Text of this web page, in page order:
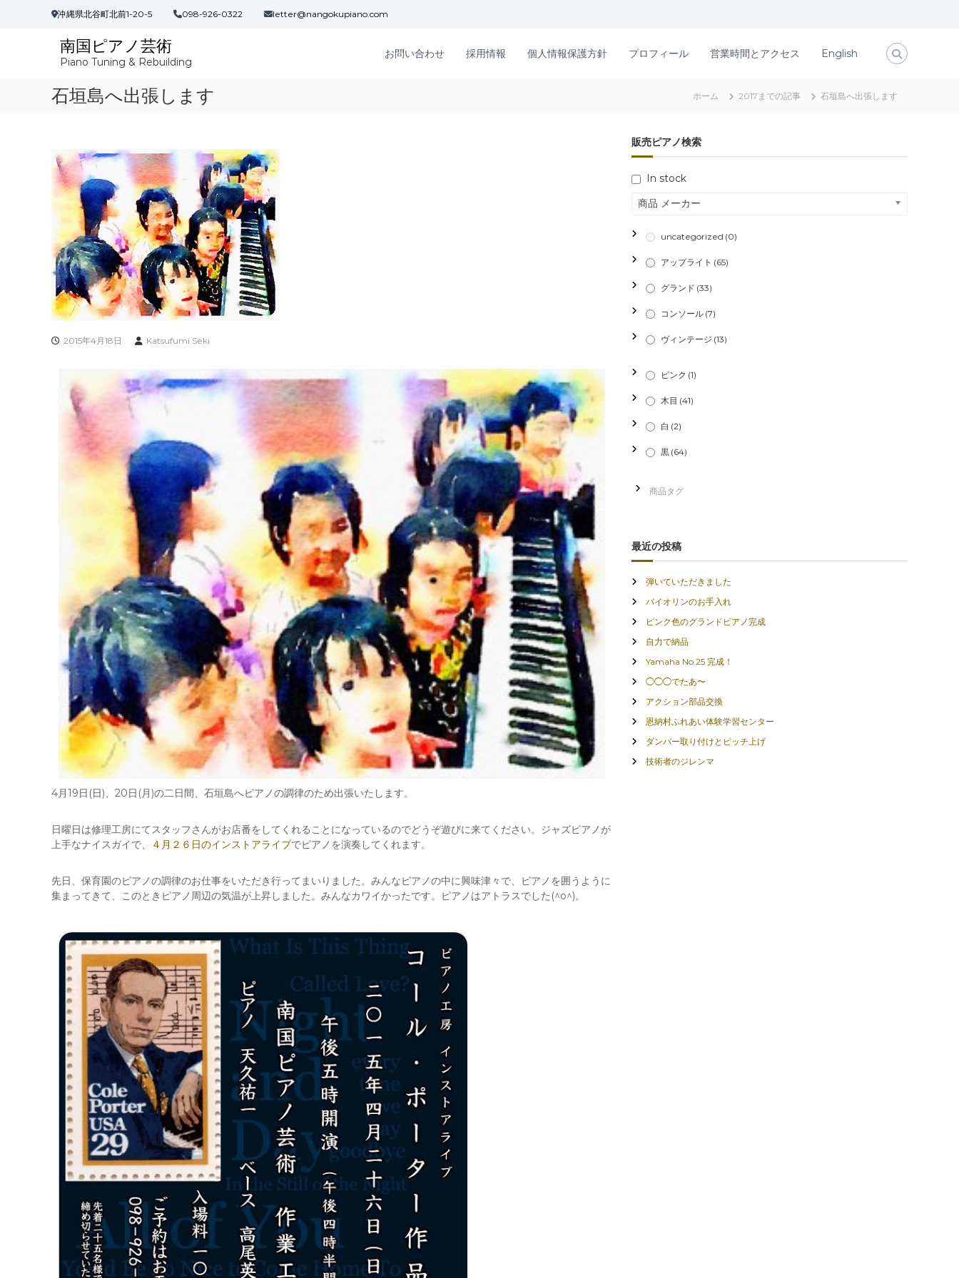
沖縄県北谷町北前1-20-5 098-926-0322 letter@nangokupiano.com
南国ピアノ芸術
Piano Tuning & Rebuilding
お問い合わせ 採用情報 個人情報保護方針 プロフィール 営業時間とアクセス English
石垣島へ出張します ホーム 2017までの記事 石垣島へ出張します
2015年4月18日 Katsufumi Seki
4月19日(日)、20日(月)の二日間、石垣島へピアノの調律のため出張いたします。
日曜日は修理工房にてスタッフさんがお店番をしてくれることになっているのでどうぞ遊びに来てください。ジャズピアノが
上手なナイスガイで、
４月２６日のインストアライブでピアノを演奏してくれます。
先日、保育園のピアノの調律のお仕事をいただき行ってまいりました。みんなピアノの中に興味津々で、ピアノを囲うように
集まってきて、このときピアノ周辺の気温が上昇しました。みんなカワイかったです。ピアノはアトラスでした(^o^)。
販売ピアノ検索
In stock
商品 メーカー
uncategorized (0)
アップライト (65)
グランド (33)
コンソール (7)
ヴィンテージ (13)
ピンク (1)
木目 (41)
白 (2)
黒 (64)
最近の投稿
弾いていただきました
バイオリンのお手入れ
ピンク色のグランドピアノ完成
自力で納品
Yamaha No.25 完成！
◯◯◯でたあ〜
アクション部品交換
恩納村ふれあい体験学習センター
ダンパー取り付けとピッチ上げ
技術者のジレンマ